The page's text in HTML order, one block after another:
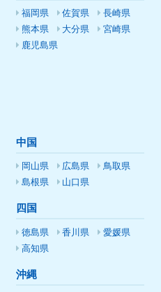
福岡県 佐賀県
長崎県
熊本県
大分県
宮崎県
鹿児島県
中国
岡山県 広島県
鳥取県
島根県
山口県
四国
徳島県 香川県
愛媛県
高知県
沖縄